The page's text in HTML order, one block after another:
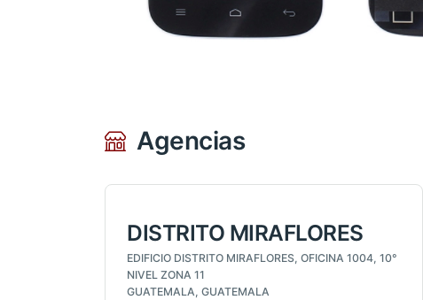
Agencias
DISTRITO MIRAFLORES
EDIFICIO DISTRITO MIRAFLORES, OFICINA 1004, 10°
NIVEL ZONA 11
GUATEMALA, GUATEMALA